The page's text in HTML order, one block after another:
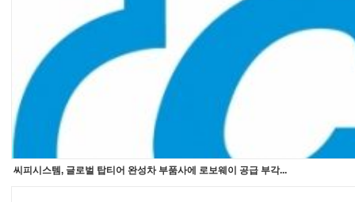
씨피시스템, 글로벌 탑티어 완성차 부품사에 로보웨이 공급 부각...